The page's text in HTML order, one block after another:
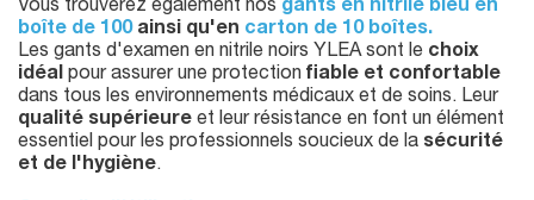
Vous trouverez également nos gants en nitrile bleu en
boîte de 100ainsi qu'en carton de 10 boîtes.
Les gants d'examen en nitrile noirs YLEA sont le choix
idéal pour assurer une protection fiable et confortable
dans tous les environnements médicaux et de soins. Leur
qualité supérieure et leur résistance en font un élément
essentiel pour les professionnels soucieux de la sécurité
et de l'hygiène.